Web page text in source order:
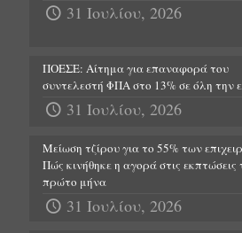
31 Ιουλίου, 2026
ΠΟΕΣΕ: Αίτημα για επαναφορά του
συντελεστή ΦΠΑ στο 13% σε όλη την
31 Ιουλίου, 2026
Μείωση τζίρου για το 55% των
Πώς κινήθηκε η αγορά στις εκπτώσεις
πρώτο μήνα
31 Ιουλίου, 2026